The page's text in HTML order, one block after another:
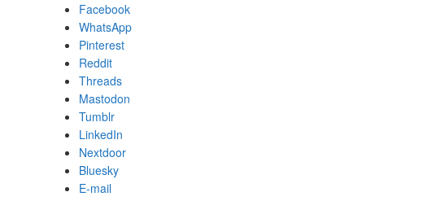
Facebook
WhatsApp
Pinterest
Reddit
Threads
Mastodon
Tumblr
LinkedIn
Nextdoor
Bluesky
E-mail